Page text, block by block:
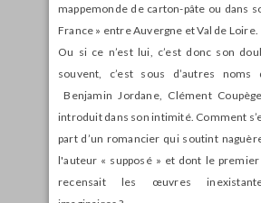
mappemonde de carton-pâte ou dans
France » entre Auvergne et Val de Loire.
Ou si ce n’est lui, c’est donc son
souvent, c’est sous d’autres
Benjamin Jordane, Clément
introduit dans son intimité. Comment
part d’un romancier qui soutint
l'auteur « supposé » et dont le premier
recensait les œuvres